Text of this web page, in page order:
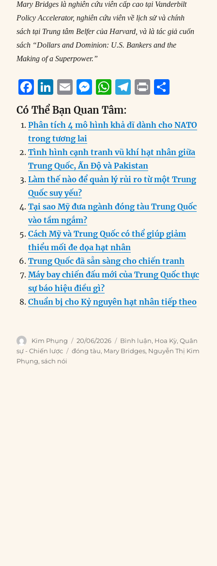
Mary Bridges là nghiên cứu viên cấp cao tại Vanderbilt
Policy Accelerator, nghiên cứu viên về lịch sử và chính
sách tại Trung tâm Belfer của Harvard, và là tác giả cuốn
sách “Dollars and Dominion: U.S. Bankers and the
Making of a Superpower.”
F
a
c
e
b
o
o
k
Li
n
k
e
d
I
n
E
m
ai
l
M
ss
e
n
g
er
W
h
at
s
A
p
p
T
e
g
r
a
m
P
n
t
a
re
Có Thể Bạn Quan Tâm:
Phân tích 4 mô hình khả dĩ dành cho NATO
trong tương lai
Tình hình cạnh tranh vũ khí hạt nhân giữa
Trung Quốc, Ấn Độ và Pakistan
Làm thế nào để quản lý rủi ro từ một Trung
Quốc suy yếu?
Tại sao Mỹ đưa ngành đóng tàu Trung Quốc
vào tầm ngắm?
Cách Mỹ và Trung Quốc có thể giúp giảm
thiểu mối đe dọa hạt nhân
Trung Quốc đã sẵn sàng cho chiến tranh
Máy bay chiến đấu mới của Trung Quốc thực
sự báo hiệu điều gì?
Chuẩn bị cho Kỷ nguyên hạt nhân tiếp theo
Author
Kim Phụng
Posted
on
20/06/2026 Categories
Bình luận, Hoa Kỳ,Quân
sự - Chiến lược
Tags
đóng tàu, Mary Bridges, Nguyễn Thị Kim
Phụng,sách nói